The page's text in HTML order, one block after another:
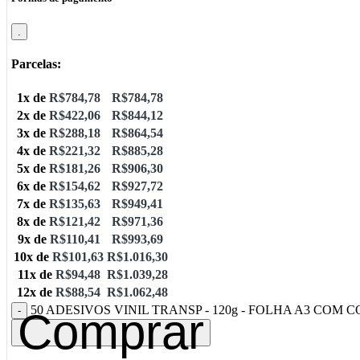
Parcelas:
1x de R$784,78 R$784,78
2x de R$422,06 R$844,12
3x de R$288,18 R$864,54
4x de R$221,32 R$885,28
5x de R$181,26 R$906,30
6x de R$154,62 R$927,72
7x de R$135,63 R$949,41
8x de R$121,42 R$971,36
9x de R$110,41 R$993,69
10x de R$101,63 R$1.016,30
11x de R$94,48 R$1.039,28
12x de R$88,54 R$1.062,48
50 ADESIVOS VINIL TRANSP - 120g - FOLHA A3 COM
Comprar